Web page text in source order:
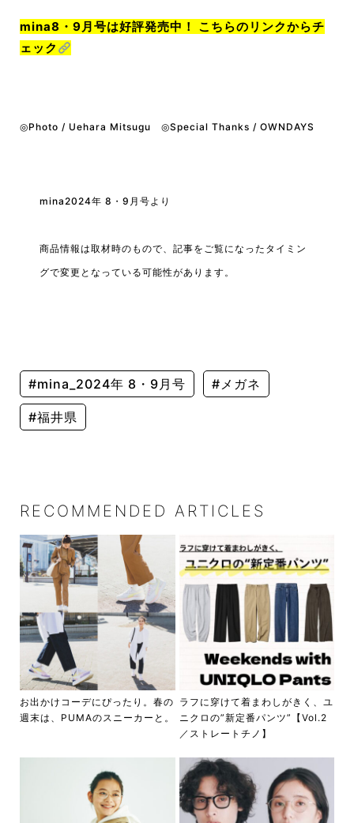
mina8・9月号は好評発売中！ こちらのリンクからチ
ェック
◎Photo / Uehara Mitsugu ◎Special Thanks / OWNDAYS
mina2024年 8・9月号より
商品情報は取材時のもので、記事をご覧になったタイミン
グで変更となっている可能性があります。
#mina_2024年 8・9月号 #メガネ
#福井県
RECOMMENDED ARTICLES
お出かけコーデにぴったり。春の
週末は、PUMAのスニーカーと。
ラフに穿けて着まわしがきく、ユ
ニクロの”新定番パンツ”【Vol.2
／ストレートチノ】